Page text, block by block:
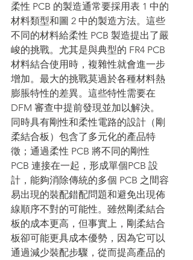
柔性 PCB 的製造通常要採用表 1 中的
材料類型和圖 2 中的製造方法。這些
不同的材料給柔性 PCB 製造提出了嚴
峻的挑戰。尤其是與典型的 FR4 PCB
材料結合使用時，複雜性就會進一步
增加。最大的挑戰莫過於各種材料熱
膨脹特性的差異。這些特性需要在
DFM 審查中提前發現並加以解決。
同時具有剛性和柔性電路的設計（剛
柔結合板）包含了多元化的產品特
徵；通過柔性 PCB 將不同的剛性
PCB 連接在一起，形成單個PCB 設
計，能夠消除傳統的多個 PCB 之間容
易出現的裝配錯配問題和避免出現佈
線順序不對的可能性。雖然剛柔結合
板的成本更高，但事實上，剛柔結合
板卻可能更具成本優勢，因為它可以
通過減少裝配步驟，從而提高產品的